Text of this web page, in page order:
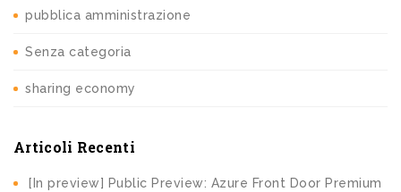
pubblica amministrazione
Senza categoria
sharing economy
Articoli Recenti
[In preview] Public Preview: Azure Front Door Premium